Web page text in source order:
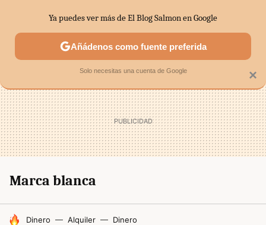
SECTORES ECONOMÍA DOMÉSTICA MERCADOS
Marca blanca
HOY SE HABLA DE
Dinero Alquiler Dinero
×
Ya puedes ver más de El Blog Salmon en Google
Añádenos como fuente preferida
Solo necesitas una cuenta de Google